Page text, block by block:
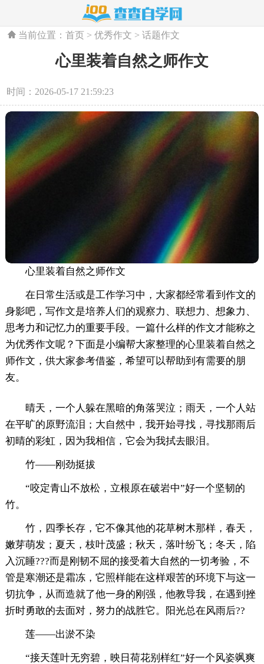
当前位置：首页 >优秀作文 >话题作文
心里装着自然之师作文
时间：2026-05-17 21:59:23
心里装着自然之师作文
在日常生活或是工作学习中，大家都经常看到作文的
身影吧，写作文是培养人们的观察力、联想力、想象力、
思考力和记忆力的重要手段。一篇什么样的作文才能称之
为优秀作文呢？下面是小编帮大家整理的心里装着自然之
师作文，供大家参考借鉴，希望可以帮助到有需要的朋
友。
晴天，一个人躲在黑暗的角落哭泣；雨天，一个人站
在平旷的原野流泪；大自然中，我开始寻找，寻找那雨后
初晴的彩虹，因为我相信，它会为我拭去眼泪。
竹——刚劲挺拔
“咬定青山不放松，立根原在破岩中”好一个坚韧的
竹。
竹，四季长存，它不像其他的花草树木那样，春天，
嫩芽萌发；夏天，枝叶茂盛；秋天，落叶纷飞；冬天，陷
入沉睡???而是刚韧不屈的接受着大自然的一切考验，不
管是寒潮还是霜冻，它照样能在这样艰苦的环境下与这一
切抗争，从而造就了他一身的刚强，他教导我，在遇到挫
折时勇敢的去面对，努力的战胜它。阳光总在风雨后??
莲——出淤不染
“接天莲叶无穷碧，映日荷花别样红”好一个风姿飒爽